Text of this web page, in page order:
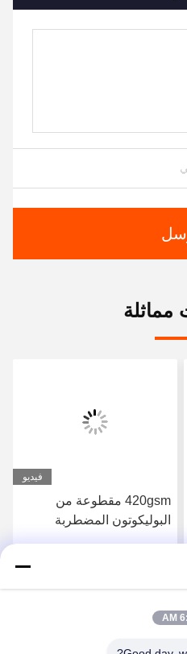
مماثلة
فيديو
420gsm مقطوعة من
البوليكوتون المضطربة